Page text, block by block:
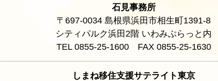
石見事務所
〒697-0034 島根県浜田市相生町1391-8
シティパルク浜田2階 いわみぷらっと内
TEL 0855-25-1600 FAX 0855-25-1630
しまね移住支援サテライト東京